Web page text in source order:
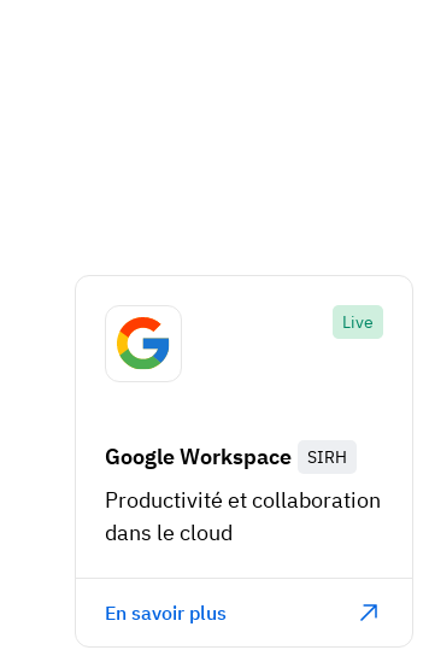
Live
Google Workspace SIRH
Productivité et collaboration
dans le cloud
En savoir plus